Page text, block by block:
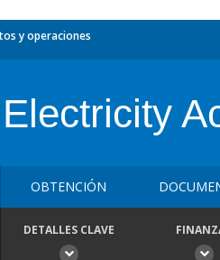
y operaciones
OBTENCIÓN
DETALLES CLAVE